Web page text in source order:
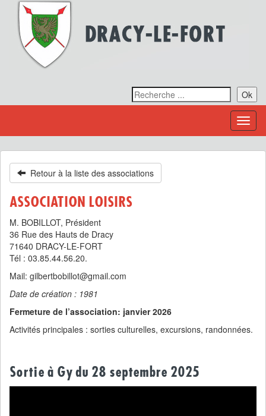
Ok
Retour à la liste des associations
ASSOCIATION LOISIRS
M. BOBILLOT, Président
36 Rue des Hauts de Dracy
71640 DRACY-LE-FORT
Tél : 03.85.44.56.20.
Mail: gilbertbobillot@gmail.com
Date de création : 1981
Fermeture de l’association: janvier 2026
Activités principales : sorties culturelles, excursions, randonnées.
Sortie à Gy du 28 septembre 2025